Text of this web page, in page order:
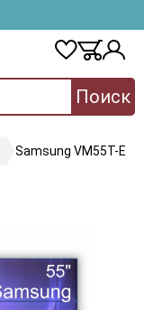
Поиск
Samsung VM55T-E